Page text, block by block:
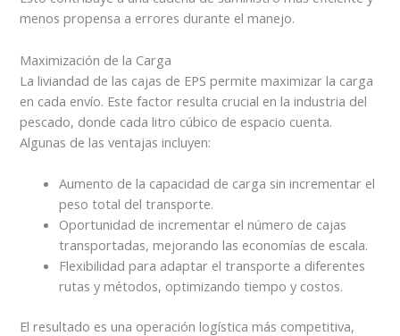
menos propensa a errores durante el manejo.
Maximización de la Carga
La liviandad de las cajas de EPS permite maximizar la carga
en cada envío. Este factor resulta crucial en la industria del
pescado, donde cada litro cúbico de espacio cuenta.
Algunas de las ventajas incluyen:
Aumento de la capacidad de carga sin incrementar el
peso total del transporte.
Oportunidad de incrementar el número de cajas
transportadas, mejorando las economías de escala.
Flexibilidad para adaptar el transporte a diferentes
rutas y métodos, optimizando tiempo y costos.
El resultado es una operación logística más competitiva,